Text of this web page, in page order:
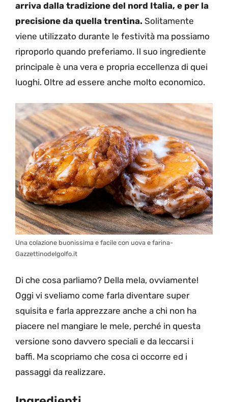
arriva dalla tradizione del nord Italia, e per la
precisione da quella trentina. Solitamente
viene utilizzato durante le festività ma possiamo
riproporlo quando preferiamo. Il suo ingrediente
principale è una vera e propria eccellenza di quei
luoghi. Oltre ad essere anche molto economico.
Una colazione buonissima e facile con uova e farina-
Gazzettinodelgolfo.it
Di che cosa parliamo? Della mela, ovviamente!
Oggi vi sveliamo come farla diventare super
squisita e farla apprezzare anche a chi non ha
piacere nel mangiare le mele, perché in questa
versione sono davvero speciali e da leccarsi i
baffi. Ma scopriamo che cosa ci occorre ed i
passaggi da realizzare.